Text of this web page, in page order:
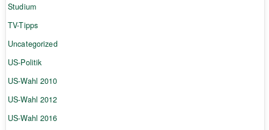
Studium
TV-Tipps
Uncategorized
US-Politik
US-Wahl 2010
US-Wahl 2012
US-Wahl 2016